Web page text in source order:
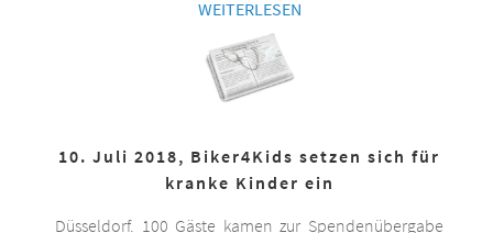
WEITERLESEN
10. Juli 2018, Biker4Kids setzen sich für
kranke Kinder ein
Düsseldorf. 100 Gäste kamen zur Spendenübergabe